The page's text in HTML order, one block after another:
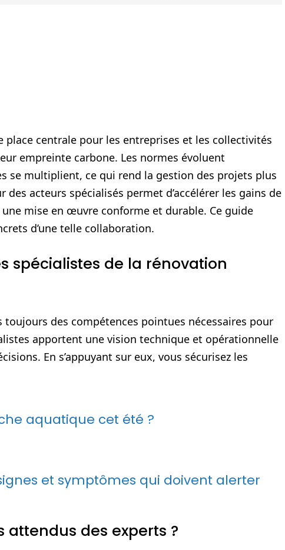
place centrale pour les entreprises et les collectivités
empreinte carbone. Les normes évoluent
se multiplient, ce qui rend la gestion des projets plus
des acteurs spécialisés permet d’accélérer les gains de
mise en œuvre conforme et durable. Ce guide
d’une telle collaboration.
spécialistes de la rénovation
des compétences pointues nécessaires pour
apportent une vision technique et opérationnelle
En s’appuyant sur eux, vous sécurisez les
aquatique cet été ?
et symptômes qui doivent alerter
des experts ?